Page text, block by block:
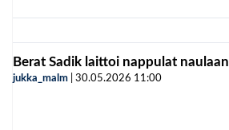
Berat Sadik laittoi nappulat naulaan
jukka_malm 30.05.2026 11:00